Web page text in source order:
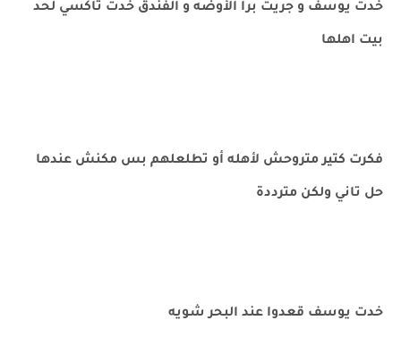
خدت يوسف و جريت برا الأوضه و الفندق خدت تاكسي لحد
بيت اهلها
فكرت كتير متروحش لأهله أو تطلعلهم بس مكنش عندها
حل تاني ولكن مترددة
خدت يوسف قعدوا عند البحر شويه